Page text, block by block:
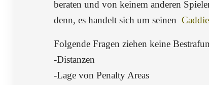
beraten und von keinem anderen
denn, es handelt sich um seinen Caddie
Folgende Fragen ziehen keine
-Distanzen
-Lage von Penalty Areas